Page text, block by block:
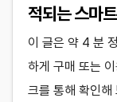
적되는 스마
이 글은 약 4 분
하게 구매 또는
크를 통해 확인해